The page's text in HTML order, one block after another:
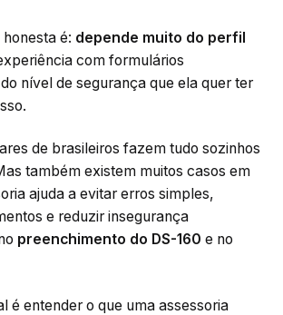
é: depende muito do perfil
com formulários
nível de segurança que ela quer ter
de brasileiros fazem tudo sozinhos
também existem muitos casos em
ajuda a evitar erros simples,
e reduzir insegurança
preenchimento do DS-160 e no
é entender o que uma assessoria